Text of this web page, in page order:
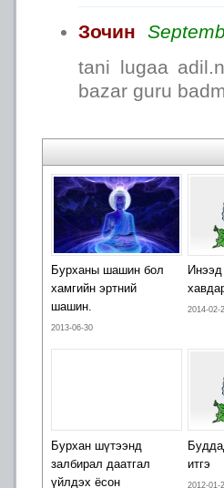
Зочин
tani lugaa
bazar guru
Бурханы шашин бол
хамгийн эртний
шашин.
2013-06-30
Инээд
2014-02-
Бурхан шүтээнд
залбирал даатгал
үйлдэх ёсон
итгэ
2012-01-